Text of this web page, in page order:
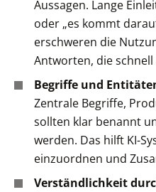
Aussagen. Lange
oder „es kommt
erschweren die
Antworten, die
Begriffe und
Zentrale Begriffe,
sollten klar benannt
werden. Das hilft KI-
einzuordnen und
Verständlichkeit